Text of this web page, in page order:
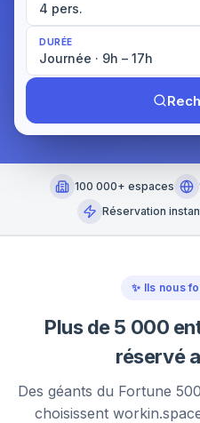
4 pers.
DURÉE
Journée · 9h – 17h
100 000+ espaces
Réservation
✨ Ils nous
Plus de 5 000
réservé
Des géants du Fortune
choisissent